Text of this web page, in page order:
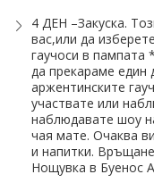
4 ДЕН –Закуска.
вас,или да
гаучоси в пампата
да прекараме един
аржентинските
участвате или
наблюдавате шоу
чая мате. Очаква
и напитки.
Нощувка в Буенос